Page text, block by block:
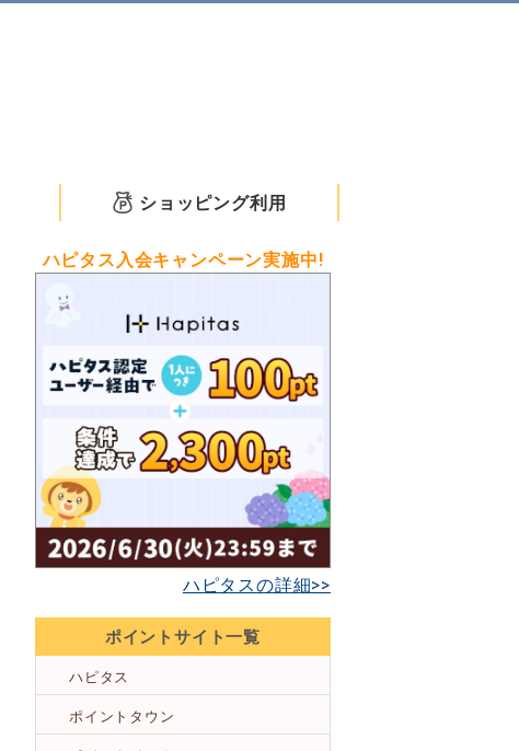
ショッピング利用
ハピタス入会キャンペーン実施中!
ハピタスの詳細>>
ポイントサイト一覧
ハピタス
ポイントタウン